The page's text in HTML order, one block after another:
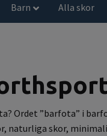
Barn Alla skor
Ordet ”barfota” i
naturliga skor,